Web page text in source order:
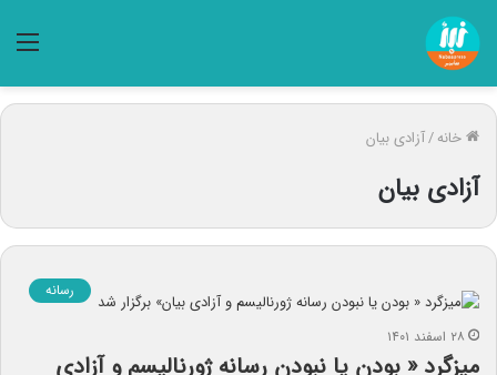
خانه/آزادی بیان
آزادی بیان
رسانه
۲۸ اسفند ۱۴۰۱
میزگرد « بودن یا نبودن رسانه ژورنالیسم و آزادی